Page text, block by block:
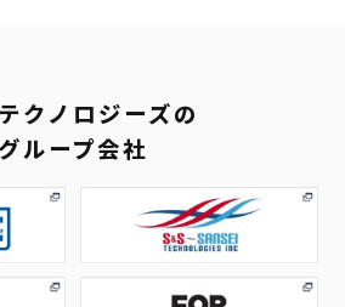
クノロジーズの
グループ会社